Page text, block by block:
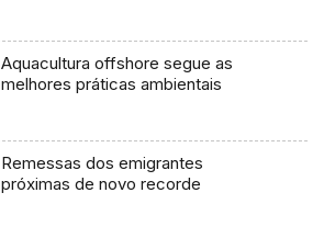
Aquacultura offshore segue as
melhores práticas ambientais
Remessas dos emigrantes
próximas de novo recorde